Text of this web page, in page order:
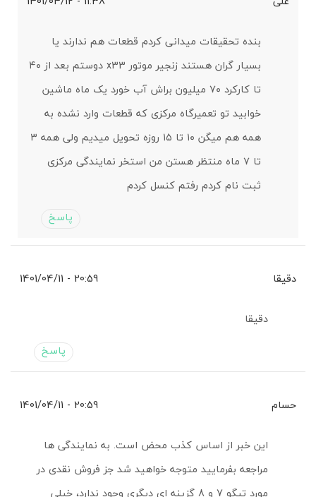
بنده تحقیقات میدانی کردم قطعات هم ندارند یا
بسیار گران هستند زنجیر موتور x33 دوستم بعد از ۴۰
تا کارکرد ۷۰ میلیون براش آب خورد یک ماه ماشین
خوابید تو تعمیرگاه مرکزی که قطعات وارد نشده به
همه هم میگن ۱۰ تا ۱۵ روزه تحویل میدیم ولی همه ۳
تا ۷ ماه منتظر هستن من استخر نمایندگی مرکزی
ثبت نام کردم رفتم کنسل کردم
پاسخ
دقیقا 20:59 - 1401/04/11
دقیقا
پاسخ
حسام 20:59 - 1401/04/11
این خبر از اساس کذب محض است. به نمایندگی ها
مراجعه بفرمایید متوجه خواهید شد جز فروش نقدی در
مورد تیگو 7 و 8 گزینه ای دیگری وجود ندارد، خیلی